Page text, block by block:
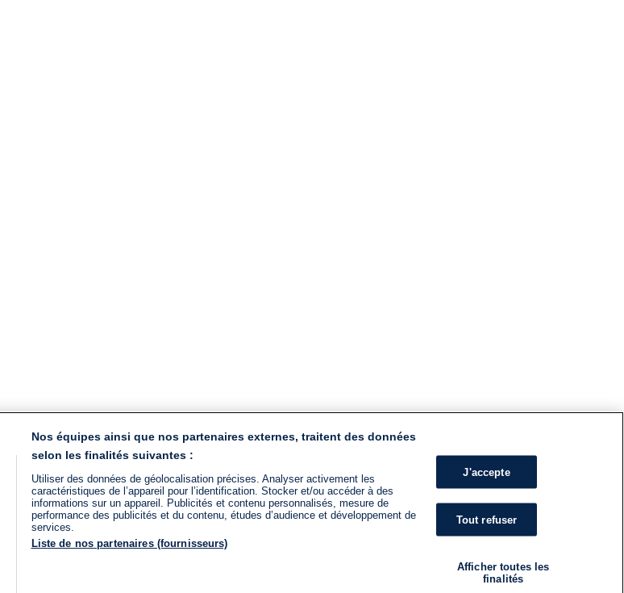
Nos équipes ainsi que nos partenaires externes, traitent des données
selon les finalités suivantes :
Utiliser des données de géolocalisation précises. Analyser activement les
caractéristiques de l’appareil pour l’identification. Stocker et/ou accéder à des
informations sur un appareil. Publicités et contenu personnalisés, mesure de
performance des publicités et du contenu, études d’audience et développement de
services.
Liste de nos partenaires (fournisseurs)
J'accepte
Tout refuser
Afficher toutes les
finalités